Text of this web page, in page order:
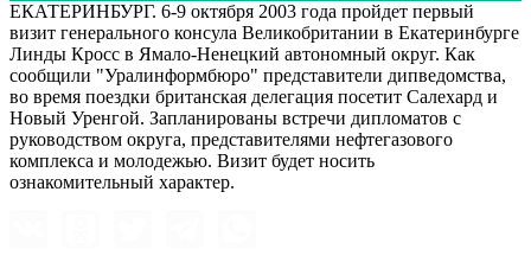
ЕКАТЕРИНБУРГ. 6-9 октября 2003 года пройдет первый
визит генерального консула Великобритании в Екатеринбурге
Линды Кросс в Ямало-Ненецкий автономный округ. Как
сообщили "Уралинформбюро" представители дипведомства,
во время поездки британская делегация посетит Салехард и
Новый Уренгой. Запланированы встречи дипломатов с
руководством округа, представителями нефтегазового
комплекса и молодежью. Визит будет носить
ознакомительный характер.